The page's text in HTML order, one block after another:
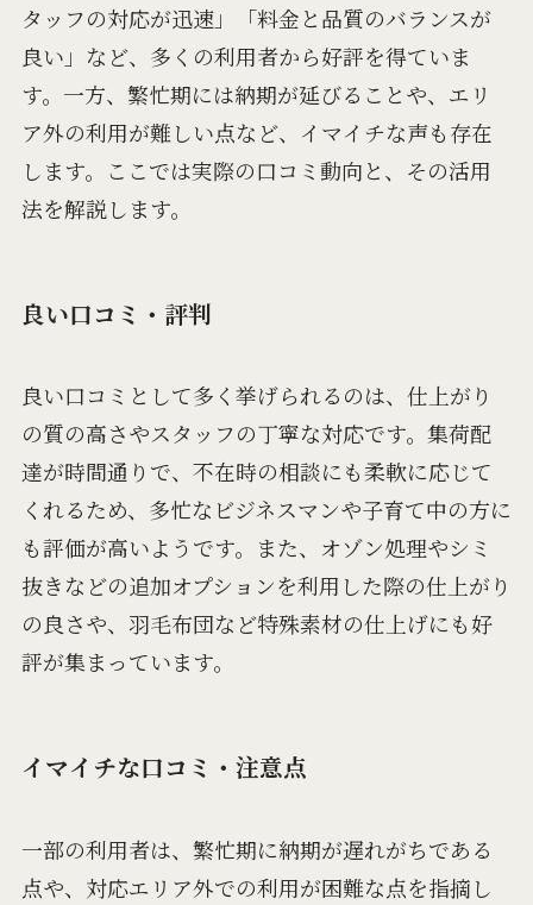
タッフの対応が迅速」「料金と品質のバランスが
良い」など、多くの利用者から好評を得ていま
す。一方、繁忙期には納期が延びることや、エリ
ア外の利用が難しい点など、イマイチな声も存在
します。ここでは実際の口コミ動向と、その活用
法を解説します。
良い口コミ・評判
良い口コミとして多く挙げられるのは、仕上がり
の質の高さやスタッフの丁寧な対応です。集荷配
達が時間通りで、不在時の相談にも柔軟に応じて
くれるため、多忙なビジネスマンや子育て中の方に
も評価が高いようです。また、オゾン処理やシミ
抜きなどの追加オプションを利用した際の仕上がり
の良さや、羽毛布団など特殊素材の仕上げにも好
評が集まっています。
イマイチな口コミ・注意点
一部の利用者は、繁忙期に納期が遅れがちである
点や、対応エリア外での利用が困難な点を指摘し